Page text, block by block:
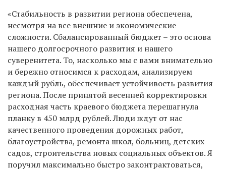
«Стабильность в развитии региона обеспечена,
несмотря на все внешние и экономические
сложности. Сбалансированный бюджет – это основа
нашего долгосрочного развития и нашего
суверенитета. То, насколько мы с вами внимательно
и бережно относимся к расходам, анализируем
каждый рубль, обеспечивает устойчивость развития
региона. После принятой весенней корректировки
расходная часть краевого бюджета перешагнула
планку в 450 млрд рублей. Люди ждут от нас
качественного проведения дорожных работ,
благоустройства, ремонта школ, больниц, детских
садов, строительства новых социальных объектов. Я
поручил максимально быстро законтрактоваться,